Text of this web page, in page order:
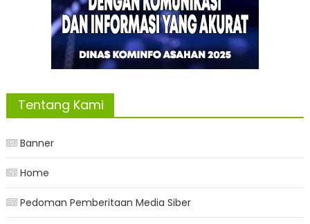
Tentang Kami
Banner
Home
Pedoman Pemberitaan Media Siber